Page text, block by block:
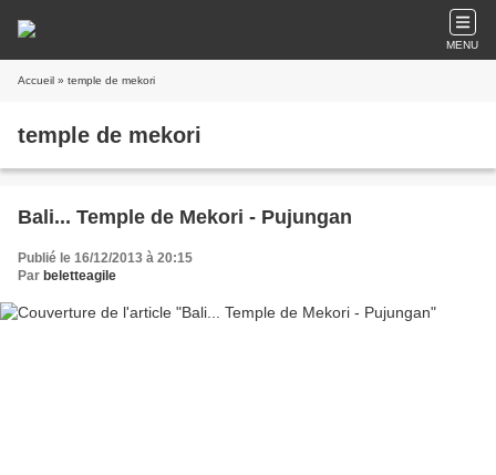
MENU
Accueil » temple de mekori
temple de mekori
Bali... Temple de Mekori - Pujungan
Publié le 16/12/2013 à 20:15
Par beletteagile